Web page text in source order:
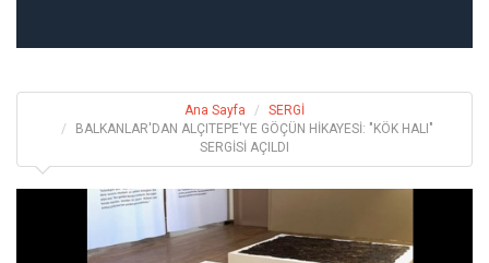
Ana Sayfa
SERGİ
BALKANLAR'DAN ALÇITEPE'YE GÖÇÜN HİKAYESİ: "KÖK HALI"
SERGİSİ AÇILDI